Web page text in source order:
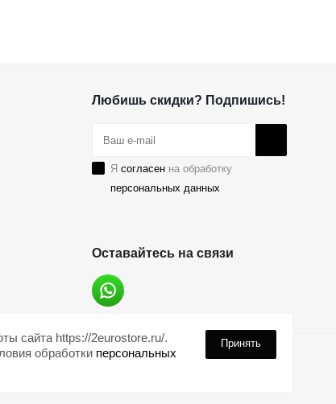
Любишь скидки? Подпишись!
Я согласенна обработку
персональных данных
Оставайтесь на связи
сайта https://2eurostore.ru/.
обработки персональных
Принять